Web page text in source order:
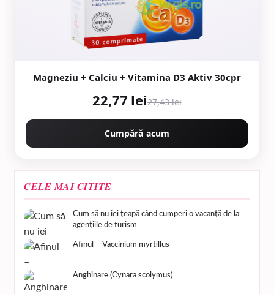
Magneziu + Calciu + Vitamina D3 Aktiv 30cpr
22,77 lei27,43 lei
Cumpără acum
CELE MAI CITITE
Cum să nu iei țeapă când cumperi o vacanță de la
agențiile de turism
Afinul – Vaccinium myrtillus
Anghinare (Cynara scolymus)